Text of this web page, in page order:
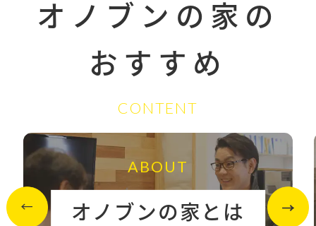
オノブンの家の
おすすめ
CONTENT
ABOUT
オノブンの家とは